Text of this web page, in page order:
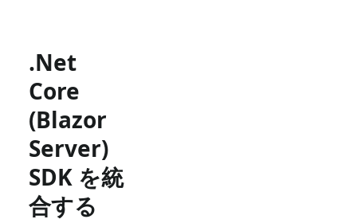
.Net
Core
(Blazor
Server)
SDK を統
合する